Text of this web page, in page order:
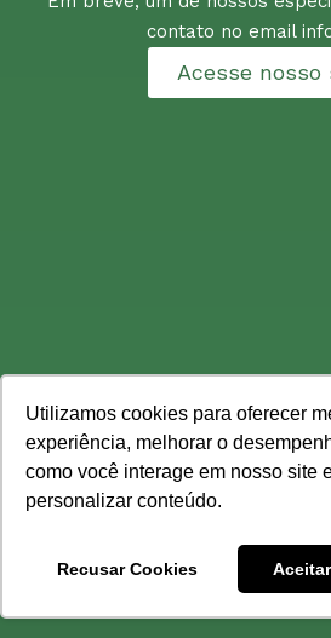
Utilizamos cookies para oferecer
experiência, melhorar o
como você interage em nosso site
personalizar conteúdo.
Recusar Cookies
contato no email
Acesse nosso